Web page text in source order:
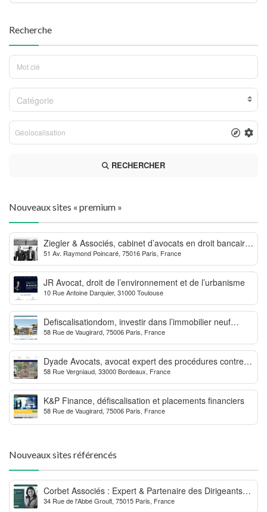
Recherche
Catégorie
RECHERCHER
Nouveaux sites « premium »
Ziegler & Associés, cabinet d’avocats en droit bancaire,
cryptomonnaie et escroqueries financières
51 Av. Raymond Poincaré, 75016 Paris, France
JR Avocat, droit de l’environnement et de l’urbanisme
10 Rue Antoine Darquier, 31000 Toulouse
Defiscalisationdom, investir dans l’immobilier neuf
Outre-mer
58 Rue de Vaugirard, 75006 Paris, France
Dyade Avocats, avocat expert des procédures contre la
MDPH
58 Rue Vergniaud, 33000 Bordeaux, France
K&P Finance, défiscalisation et placements financiers
58 Rue de Vaugirard, 75006 Paris, France
Nouveaux sites référencés
Corbet Associés : Expert & Partenaire des Dirigeants
d’Entreprise
34 Rue de l'Abbé Groult, 75015 Paris, France